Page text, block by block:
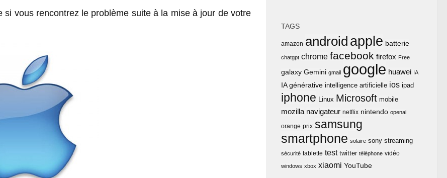
vous rencontrez le problème suite à la mise à jour de votre
TAGS
amazon android apple batterie
chatgpt chrome facebook firefox Free
galaxy Gemini gmail google huawei IA
IA générative intelligence artificielle ios ipad
iphone Linux Microsoft mobile
mozilla navigateur netflix nintendo openai
orange prix samsung
smartphone solaire sony streaming
sécurité tablette test twitter téléphone vidéo
windows xbox xiaomi YouTube